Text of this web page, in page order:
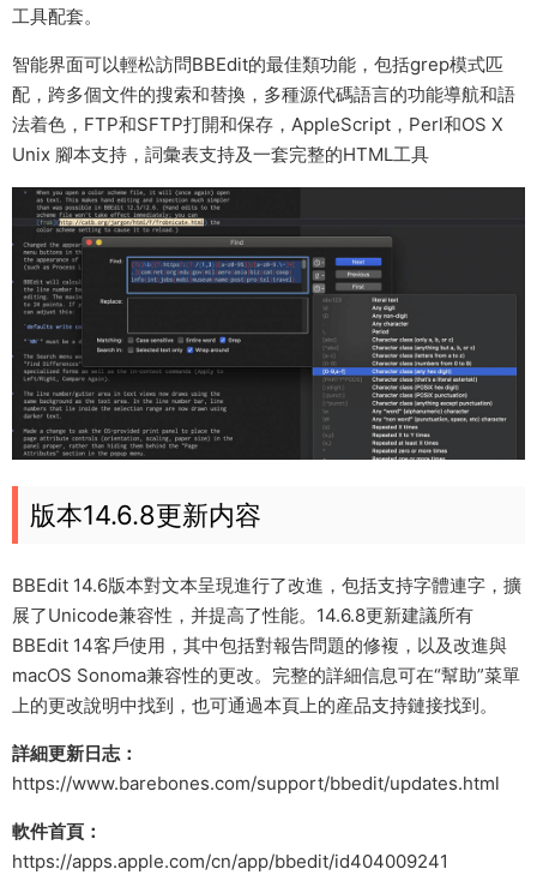
工具配套。
智能界面可以輕松訪問BBEdit的最佳類功能，包括grep模式匹
配，跨多個文件的搜索和替換，多種源代碼語言的功能導航和語
法着色，FTP和SFTP打開和保存，AppleScript，Perl和OS X
Unix 腳本支持，詞彙表支持及一套完整的HTML工具
版本14.6.8更新内容
BBEdit 14.6版本對文本呈現進行了改進，包括支持字體連字，擴
展了Unicode兼容性，并提高了性能。14.6.8更新建議所有
BBEdit 14客戶使用，其中包括對報告問題的修複，以及改進與
macOS Sonoma兼容性的更改。完整的詳細信息可在“幫助”菜單
上的更改說明中找到，也可通過本頁上的産品支持鏈接找到。
詳細更新日志：
https://www.barebones.com/support/bbedit/updates.html
軟件首頁：
https://apps.apple.com/cn/app/bbedit/id404009241